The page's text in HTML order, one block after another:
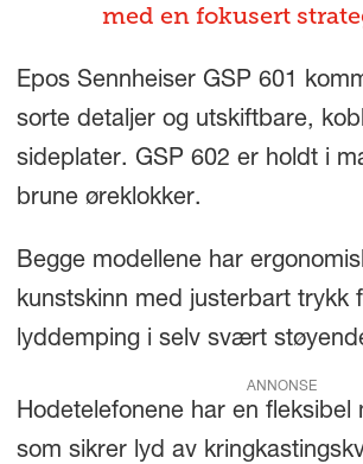
med en fokusert
Epos Sennheiser GSP 601
sorte detaljer og utskiftbare,
sideplater. GSP 602 er holdt i
brune øreklokker.
Begge modellene har
kunstskinn med justerbart trykk
lyddemping i selv svært
ANNONSE
Hodetelefonene har en fleksibel
som sikrer lyd av